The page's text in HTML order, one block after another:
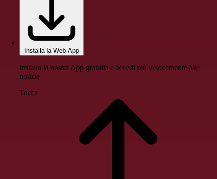
Installa la Web App
Installa la nostra App gratuita e accedi più velocemente alle
notizie
Tocca